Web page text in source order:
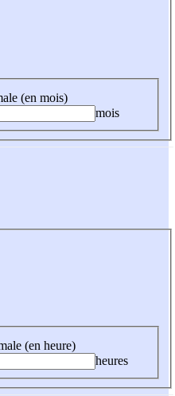
(en mois)
mois
(en heure)
heures